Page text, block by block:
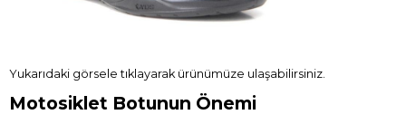
Yukarıdaki görsele tıklayarak ürünümüze ulaşabilirsiniz.
Motosiklet Botunun Önemi